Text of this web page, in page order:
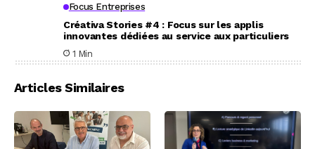
Focus Entreprises
Créativa Stories #4 : Focus sur les applis
innovantes dédiées au service aux particuliers
1 Min
Articles Similaires